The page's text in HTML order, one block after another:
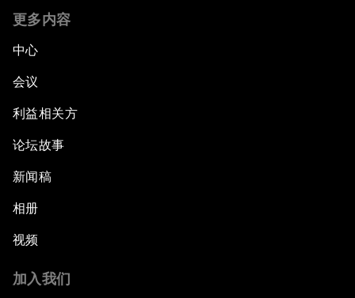
更多内容
中心
会议
利益相关方
论坛故事
新闻稿
相册
视频
加入我们